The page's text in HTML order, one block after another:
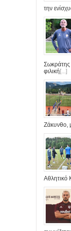
την
Σωκράτης
φιλική[...]
Ζάκυνθο,
Αθλητικό